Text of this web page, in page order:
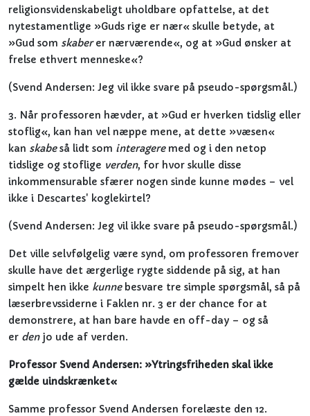
religionsvidenskabeligt uholdbare opfattelse, at det
nytestamentlige »Guds rige er nær« skulle betyde, at
»Gud som skaberer nærværende«, og at »Gud ønsker at
frelse ethvert menneske«?
(Svend Andersen: Jeg vil ikke svare på pseudo-spørgsmål.)
3. Når professoren hævder, at »Gud er hverken tidslig eller
stoflig«, kan han vel næppe mene, at dette »væsen«
kan skabeså lidt som interageremed og i den netop
tidslige og stoflige verden, for hvor skulle disse
inkommensurable sfærer nogen sinde kunne mødes – vel
ikke i Descartes' koglekirtel?
(Svend Andersen: Jeg vil ikke svare på pseudo-spørgsmål.)
Det ville selvfølgelig være synd, om professoren fremover
skulle have det ærgerlige rygte siddende på sig, at han
simpelt hen ikke kunnebesvare tre simple spørgsmål, så på
læserbrevssiderne i Faklen nr. 3 er der chance for at
demonstrere, at han bare havde en off-day – og så
er denjo ude af verden.
Professor Svend Andersen: »Ytringsfriheden skal ikke
gælde uindskrænket«
Samme professor Svend Andersen forelæste den 12.